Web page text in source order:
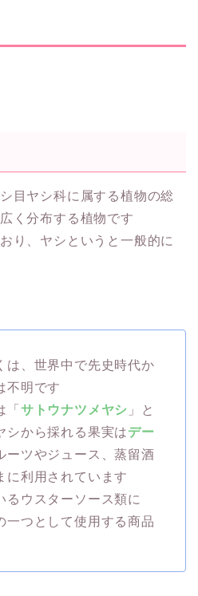
目ヤシ科に属する植物の総
く分布する植物です
り、ヤシというと一般的に
は、世界中で先史時代か
不明です
「 サトウナツメヤシ 」と
シから採れる果実はデー
ーツやジュース、蒸留酒
に利用されています
るウスターソース類に
一つとして使用する商品